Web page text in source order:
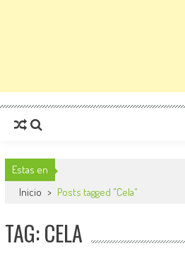
Estas en
Inicio > Posts tagged "Cela"
TAG: CELA